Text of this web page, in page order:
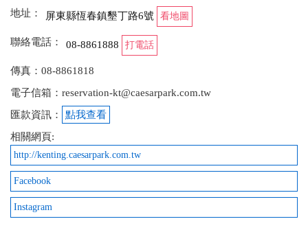
地址：
屏東縣恆春鎮墾丁路6號 看地圖
聯絡電話： 08-8861888 打電話
傳真：08-8861818
電子信箱：reservation-kt@caesarpark.com.tw
匯款資訊：
點我查看
相關網頁:
http://kenting.caesarpark.com.tw
Facebook
Instagram